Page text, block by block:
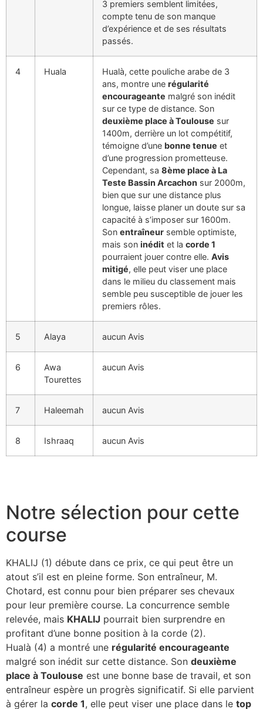
3 premiers semblent limitées,
compte tenu de son manque
d’expérience et de ses résultats
passés.
4 Huala
Hualà, cette pouliche arabe de 3
ans, montre une régularité
encourageante malgré son inédit
sur ce type de distance. Son
deuxième place à Toulouse sur
1400m, derrière un lot compétitif,
témoigne d’une bonne tenue et
d’une progression prometteuse.
Cependant, sa 8ème place à La
Teste Bassin Arcachon sur 2000m,
bien que sur une distance plus
longue, laisse planer un doute sur sa
capacité à s’imposer sur 1600m.
Son entraîneur semble optimiste,
mais son inédit et la corde 1
pourraient jouer contre elle. Avis
mitigé, elle peut viser une place
dans le milieu du classement mais
semble peu susceptible de jouer les
premiers rôles.
5 Alaya aucun Avis
6
Awa
Tourettes
aucun Avis
7 Haleemah aucun Avis
8 Ishraaq aucun Avis
Notre sélection pour cette
course
KHALIJ (1) débute dans ce prix, ce qui peut être un
atout s’il est en pleine forme. Son entraîneur, M.
Chotard, est connu pour bien préparer ses chevaux
pour leur première course. La concurrence semble
relevée, mais KHALIJ pourrait bien surprendre en
profitant d’une bonne position à la corde (2).
Hualà (4) a montré une régularité encourageante
malgré son inédit sur cette distance. Son deuxième
place à Toulouse est une bonne base de travail, et son
entraîneur espère un progrès significatif. Si elle parvient
à gérer la corde 1, elle peut viser une place dans le top